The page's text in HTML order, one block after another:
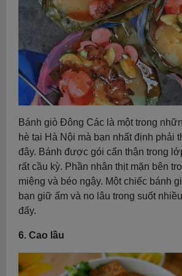
Bánh giò Đông Các là một trong
hè tại Hà Nội mà bạn nhất định phải
đây. Bánh được gói cẩn thận trong
rất cầu kỳ. Phần nhân thịt mặn bên
miệng và béo ngậy. Một chiếc bánh
bạn giữ ấm và no lâu trong suốt
đấy.
6. Cao lầu